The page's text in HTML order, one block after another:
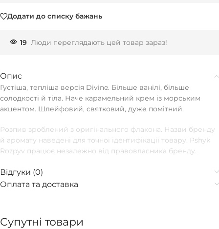
Додати до списку бажань
19 Люди переглядають цей товар зараз!
Опис
Густіша, тепліша версія Divine. Більше ванілі, більше
солодкості й тіла. Наче карамельний крем із морським
акцентом. Шлейфовий, святковий, дуже помітний.
Розпив зроблений з оригінального флакона. Назви бренду
й аромату наведені для точної ідентифікації товару. Pshyk
Rozpyv працює незалежно від правовласника бренду.
Відгуки (0)
Оплата та доставка
Супутні товари